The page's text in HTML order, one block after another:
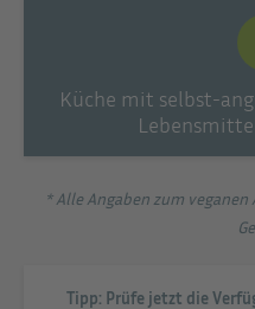
Küche mit selbst-
* Alle Angaben zum
Tipp: Prüfe jetzt die